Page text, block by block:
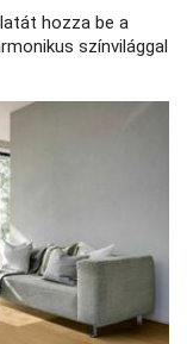
hozza be a
színvilággal